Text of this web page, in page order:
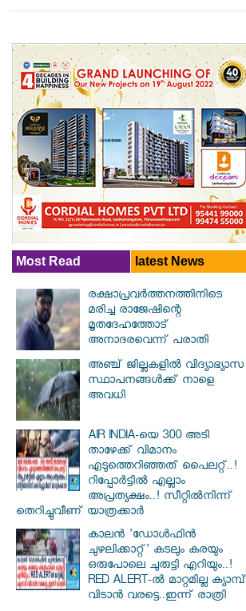
Most Read latest News
രക്ഷാപ്രവര്‍ത്തനത്തിനിടെ
മരിച്ച രാജേഷിന്റെ
മൃതദേഹത്തോട്
അനാദരവെന്ന് പരാതി
അഞ്ച് ജില്ലകളില്‍ വിദ്യാഭ്യാസ
സ്ഥാപനങ്ങള്‍ക്ക് നാളെ
അവധി
AIR INDIA-യെ 300 അടി
താഴേക്ക് വിമാനം
എടുത്തെറിഞ്ഞത് പൈലറ്റ്..!
റിപ്പോർട്ടിൽ എല്ലാം
അപ്രത്യക്ഷം..! സീറ്റിൽനിന്ന്
തെറിച്ചുവീണ് യാത്രക്കാർ
കാലൻ 'ഡോൾഫിൻ
ചുഴലിക്കാറ്റ്' കടലും കരയും
ഒരുപോലെ ചുരുട്ടി എറിയും..!
RED ALERT-ൽ മാറ്റമില്ല ക്യാമ്പ്
വിടാൻ വരട്ടെ..ഇന്ന് രാത്രി